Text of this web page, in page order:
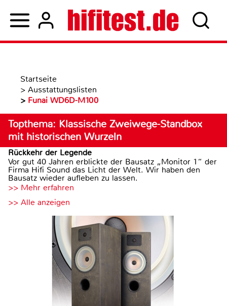
Startseite
> Ausstattungslisten
> Funai WD6D-M100
Topthema: Klassische Zweiwege-Standbox
mit historischen Wurzeln
Rückkehr der Legende
Vor gut 40 Jahren erblickte der Bausatz „Monitor 1“ der
Firma Hifi Sound das Licht der Welt. Wir haben den
Bausatz wieder aufleben zu lassen.
>> Mehr erfahren
>> Alle anzeigen